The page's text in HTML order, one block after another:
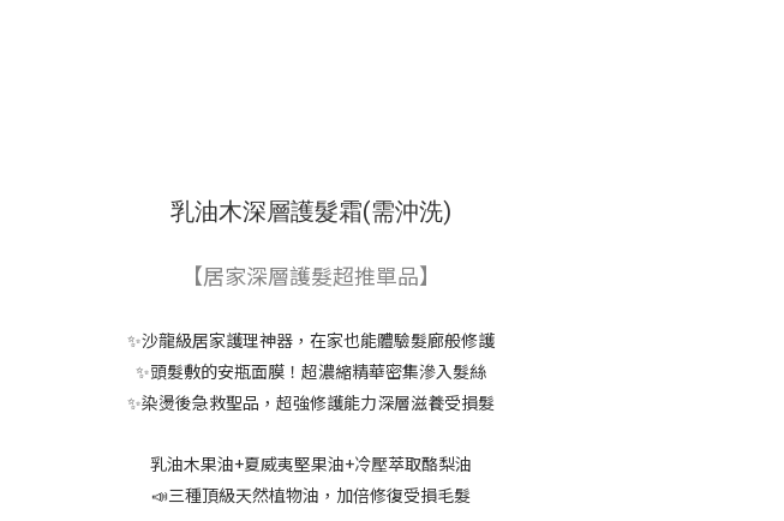
乳油木深層護髮霜(需沖洗)
【居家深層護髮超推單品】
✨沙龍級居家護理神器，在家也能體驗髮廊般修護
✨頭髮敷的安瓶面膜！超濃縮精華密集滲入髮絲
✨染燙後急救聖品，超強修護能力深層滋養受損髮
乳油木果油+夏威夷堅果油+冷壓萃取酪梨油
📣三種頂級天然植物油，加倍修復受損毛髮